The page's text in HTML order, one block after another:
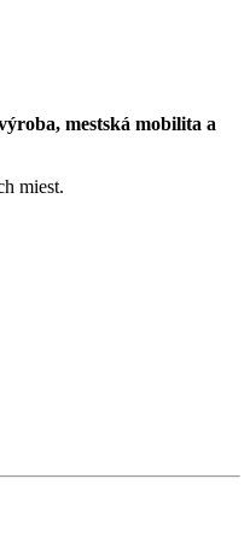
mestská mobilita a
miest.